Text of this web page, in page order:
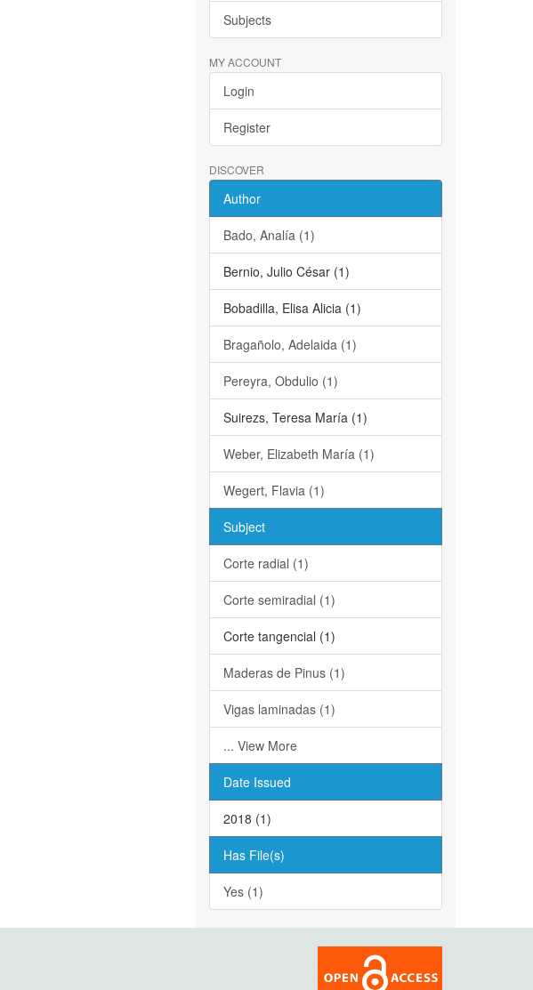
Subjects
MY ACCOUNT
Login
Register
DISCOVER
Author
Bado, Analía (1)
Bernio, Julio César (1)
Bobadilla, Elisa Alicia (1)
Bragañolo, Adelaida (1)
Pereyra, Obdulio (1)
Suirezs, Teresa María (1)
Weber, Elizabeth María (1)
Wegert, Flavia (1)
Subject
Corte radial (1)
Corte semiradial (1)
Corte tangencial (1)
Maderas de Pinus (1)
Vigas laminadas (1)
... View More
Date Issued
2018 (1)
Has File(s)
Yes (1)